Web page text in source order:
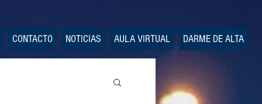
CONTACTO NOTICIAS AULA VIRTUAL DARME DE ALTA